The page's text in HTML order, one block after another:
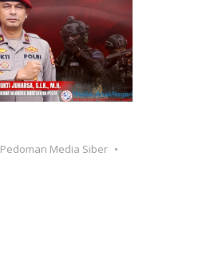
Pedoman Media Siber